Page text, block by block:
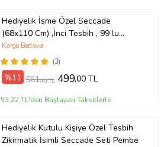
Hediyelik İsme Özel Seccade
(68x110 Cm) ,İnci Tesbih , 99 lu
Tesbih, Silindir Seti - Krem
(3)
Kargo Bedava
%11 561,40 TL 499,00 TL
53,22 TL'den Başlayan Taksitlerle
Hediyelik Kutulu Kişiye Özel Tesbih
Zikirmatik İsimli Seccade Seti Pembe